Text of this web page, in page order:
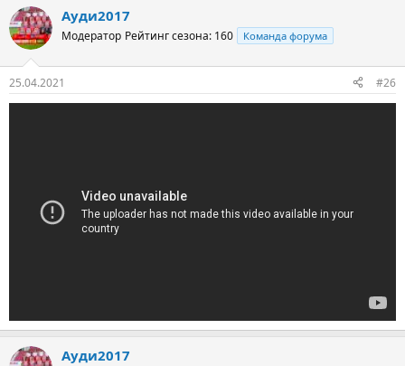
Ауди2017
Модератор Рейтинг сезона: 160 Команда форума
25.04.2021 #26
Ауди2017